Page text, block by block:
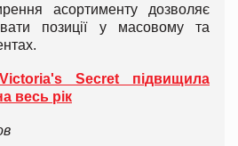
асортименту дозволяє
позиції у масовому та
Victoria's Secret підвищила
весь рік